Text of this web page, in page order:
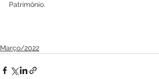
Patrimônio.
Março/2022